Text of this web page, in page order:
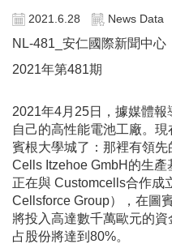
2021.6.28 News Data
NL-481_安仁國際新聞中心
2021年第481期
2021年4月25日，據媒體
自己的高性能電池工廠。
賓根大學城了：那裡有領
Cells Itzehoe GmbH的生產
正在與 Customcells合作成
Cellsforce Group），在圖
將投入高達數千萬歐元的
占股份將達到80%。